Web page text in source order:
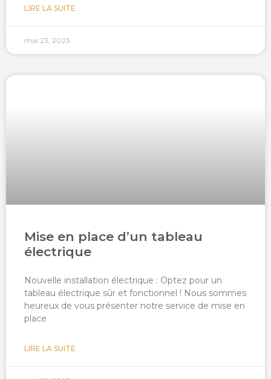
LIRE LA SUITE
mai 23, 2023
Mise en place d’un tableau
électrique
Nouvelle installation électrique : Optez pour un
tableau électrique sûr et fonctionnel ! Nous sommes
heureux de vous présenter notre service de mise en
place
LIRE LA SUITE